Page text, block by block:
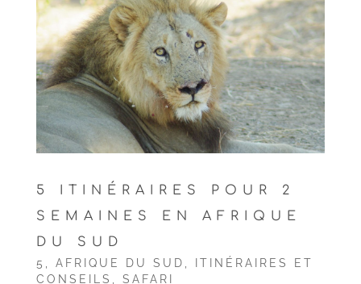
5 ITINÉRAIRES POUR 2
SEMAINES EN AFRIQUE
DU SUD
5 AFRIQUE DU SUD
ITINÉRAIRES ET
CONSEILS
SAFARI